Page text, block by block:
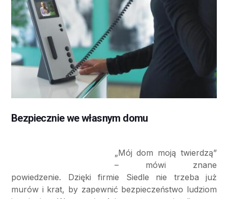
Bezpiecznie we własnym domu
„Mój dom moją twierdzą”
– mówi znane
powiedzenie. Dzięki firmie Siedle nie trzeba już
murów i krat, by zapewnić bezpieczeństwo ludziom